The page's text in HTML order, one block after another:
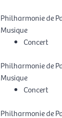
Philharmonie de
Musique
Concert
Philharmonie de
Musique
Concert
Philharmonie de